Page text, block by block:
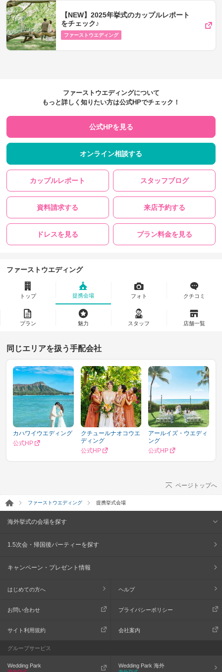
【NEW】2025年挙式のカップルレポート
をチェック♪
ファーストウエディング
ファーストウエディングについて
もっと詳しく知りたい方は公式HPでチェック！
公式HPを見る
オンライン相談する
カップルレポート スタッフブログ
資料請求する 来店予約する
ドレスを見る プラン料金を見る
ファーストウエディング
トップ 提携会場 フォト クチコミ
プラン 魅力 スタッフ 店舗一覧
同じエリアを扱う手配会社
カハワイウエディング
公式HP
クチュールナオコウエ
ディング
公式HP
アールイズ・ウエディ
ング
公式HP
ページトップへ
ファーストウエディング 提携挙式会場
海外挙式の会場を探す
1.5次会・帰国後パーティーを探す
キャンペーン・プレゼント情報
はじめての方へ ヘルプ
お問い合わせ プライバシーポリシー
サイト利用規約 会社案内
グループサービス
Wedding Park Wedding Park 海外